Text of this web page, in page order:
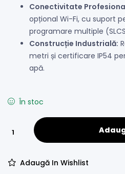
Conectivitate
opțional Wi-Fi, cu suport
programare multiple
Construcție Industrială:
metri și certificare IP54
apă.
În stoc
Adaugă In Wishlist